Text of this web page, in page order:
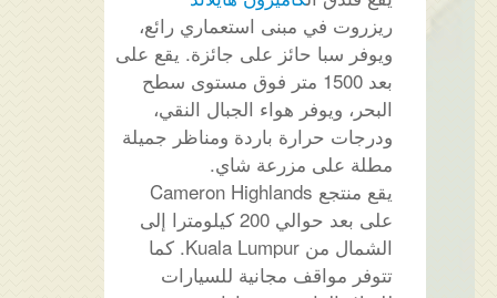
ريزروت في مبنى استعماري رائع،
ويوفر سبا حائز على جائزة. يقع على
بعد 1500 متر فوق مستوى سطح
البحر، ويوفر هواء الجبال النقي،
ودرجات حرارة باردة ومناظر جميلة
مطلة على مزرعة شاي.
يقع منتجع Cameron Highlands
على بعد حوالي 200 كيلومترا إلى
الشمال من Kuala Lumpur. كما
تتوفر مواقف مجانية للسيارات